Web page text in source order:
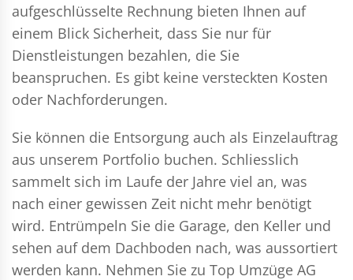
aufgeschlüsselte Rechnung bieten Ihnen auf
einem Blick Sicherheit, dass Sie nur für
Dienstleistungen bezahlen, die Sie
beanspruchen. Es gibt keine versteckten Kosten
oder Nachforderungen.
Sie können die Entsorgung auch als Einzelauftrag
aus unserem Portfolio buchen. Schliesslich
sammelt sich im Laufe der Jahre viel an, was
nach einer gewissen Zeit nicht mehr benötigt
wird. Entrümpeln Sie die Garage, den Keller und
sehen auf dem Dachboden nach, was aussortiert
werden kann. Nehmen Sie zu Top Umzüge AG